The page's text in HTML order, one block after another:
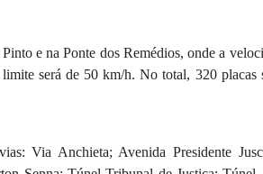
e na Ponte dos Remédios, onde a
será de 50 km/h. No total, 320 placas
Via Anchieta; Avenida Presidente